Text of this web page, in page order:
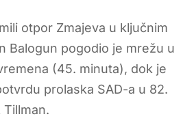
otpor Zmajeva u ključnim
Balogun pogodio je mrežu u
(45. minuta), dok je
prolaska SAD-a u 82.